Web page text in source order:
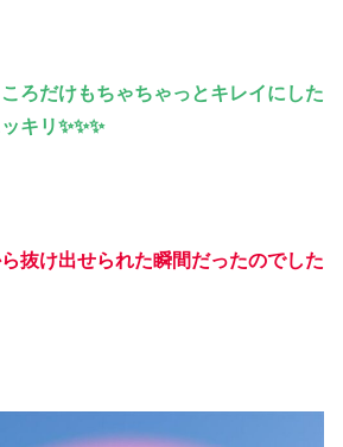
ろだけもちゃちゃっとキレイにした
キリ✨✨✨
抜け出せられた瞬間だったのでした